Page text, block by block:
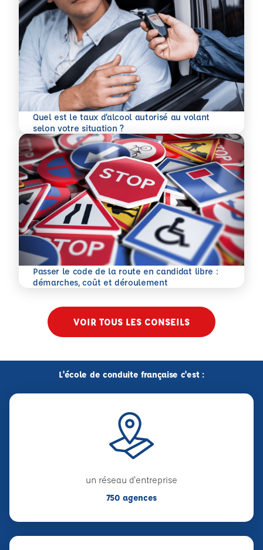
Quel est le taux d’alcool autorisé au volant
selon votre situation ?
En savoir plus
Passer le code de la route en candidat libre :
démarches, coût et déroulement
En savoir plus
VOIR TOUS LES CONSEILS
L'école de conduite française c'est :
un réseau d'entreprise
750 agences